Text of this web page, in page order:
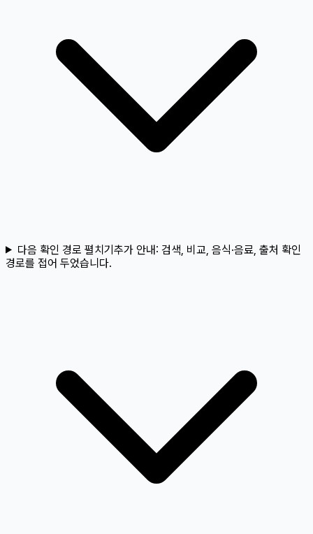
다음 확인 경로 펼치기추가 안내: 검색, 비교, 음식·음료, 출처 확인
경로를 접어 두었습니다.